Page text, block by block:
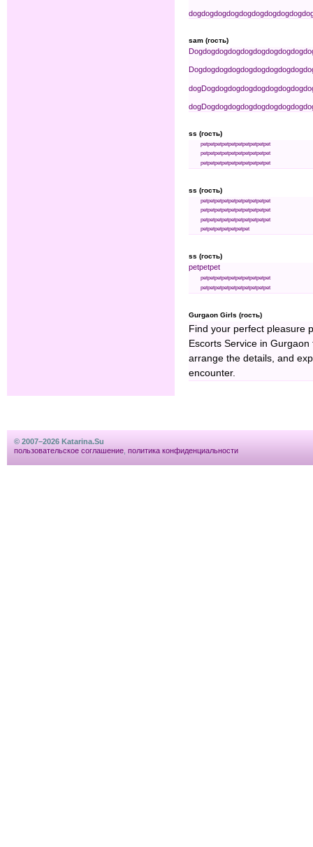
dogdogdogdogdogdogdogdogdog
sam (гость)
Dogdogdogdogdogdogdogdogdog
Dogdogdogdogdogdogdogdogdog
dogDogdogdogdogdogdogdogdog
dogDogdogdogdogdogdogdogdog
ss (гость)
petpetpetpetpetpetpetpetpetpet
petpetpetpetpetpetpetpetpetpet
petpetpetpetpetpetpetpetpetpet
ss (гость)
petpetpetpetpetpetpetpetpetpet
petpetpetpetpetpetpetpetpetpet
petpetpetpetpetpetpetpetpetpet
petpetpetpetpetpetpet
ss (гость)
petpetpet
petpetpetpetpetpetpetpetpetpet
petpetpetpetpetpetpetpetpetpet
Gurgaon Girls (гость)
Find your perfect pleasure
Escorts Service in
arrange the details, and
encounter.
© 2007–2026 Katarina.Su
пользовательское соглашение политика конфиденциальности